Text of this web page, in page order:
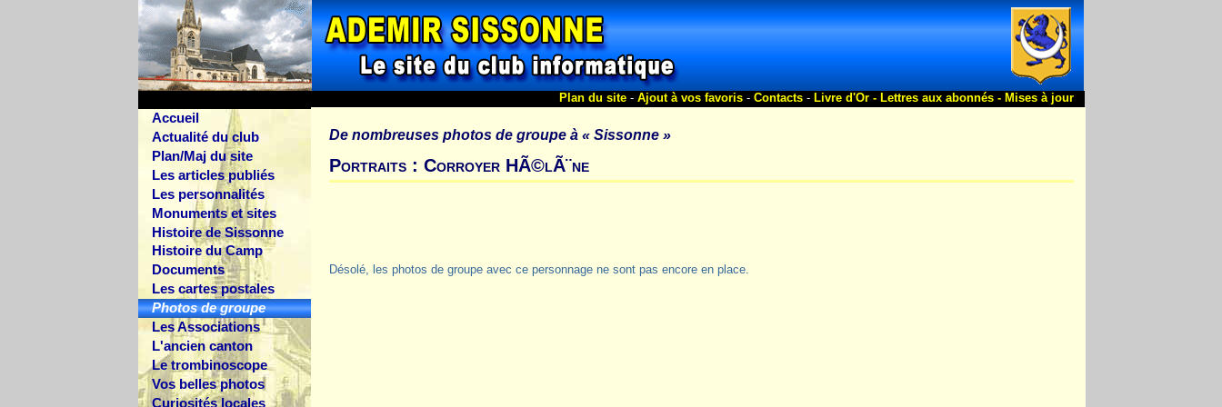
Accueil
Actualité du club
Plan/Maj du site
Les articles publiés
Les personnalités
Monuments et sites
Histoire de Sissonne
Histoire du Camp
Documents
Les cartes postales
Photos de groupe
Les Associations
L'ancien canton
Le trombinoscope
Vos belles photos
Curiosités locales
Plan du site- Ajout à vos favoris- Contacts- Livre d'Or - Lettres aux abonnés - Mises à jour
De nombreuses photos de groupe à « Sissonne »
Portraits : Corroyer HÃ©lÃ¨ne
Désolé, les photos de groupe avec ce personnage ne sont pas encore en place.